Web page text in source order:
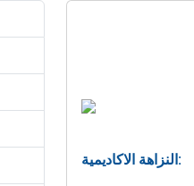
النزاهة الاكاديمية: